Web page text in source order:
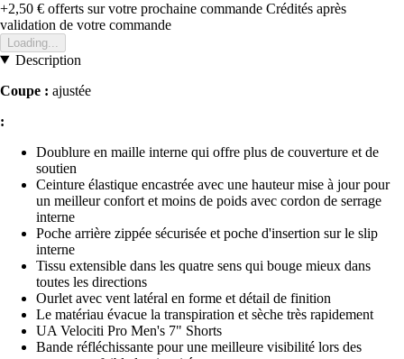
+2,50 € offerts sur votre prochaine commande Crédités après
validation de votre commande
Loading...
Description
Coupe : ajustée
:
Doublure en maille interne qui offre plus de couverture et de
soutien
Ceinture élastique encastrée avec une hauteur mise à jour pour
un meilleur confort et moins de poids avec cordon de serrage
interne
Poche arrière zippée sécurisée et poche d'insertion sur le slip
interne
Tissu extensible dans les quatre sens qui bouge mieux dans
toutes les directions
Ourlet avec vent latéral en forme et détail de finition
Le matériau évacue la transpiration et sèche très rapidement
UA Velociti Pro Men's 7" Shorts
Bande réfléchissante pour une meilleure visibilité lors des